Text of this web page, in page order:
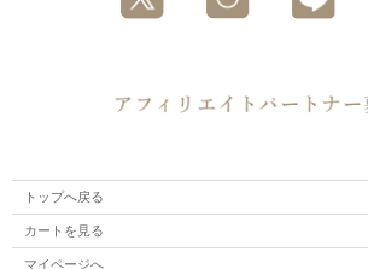
トップへ戻る
カートを見る
マイページへ